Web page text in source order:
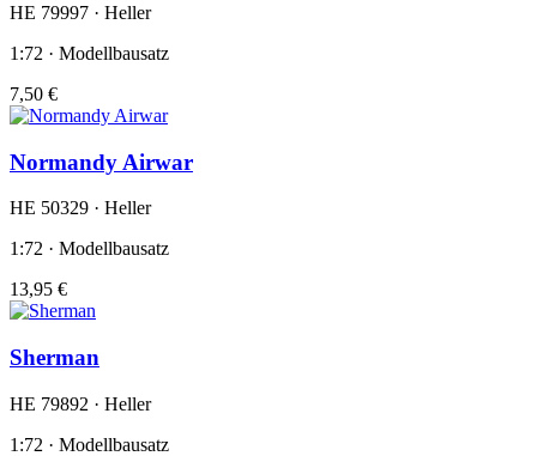
HE 79997 · Heller
1:72 · Modellbausatz
7,50 €
Normandy Airwar
HE 50329 · Heller
1:72 · Modellbausatz
13,95 €
Sherman
HE 79892 · Heller
1:72 · Modellbausatz